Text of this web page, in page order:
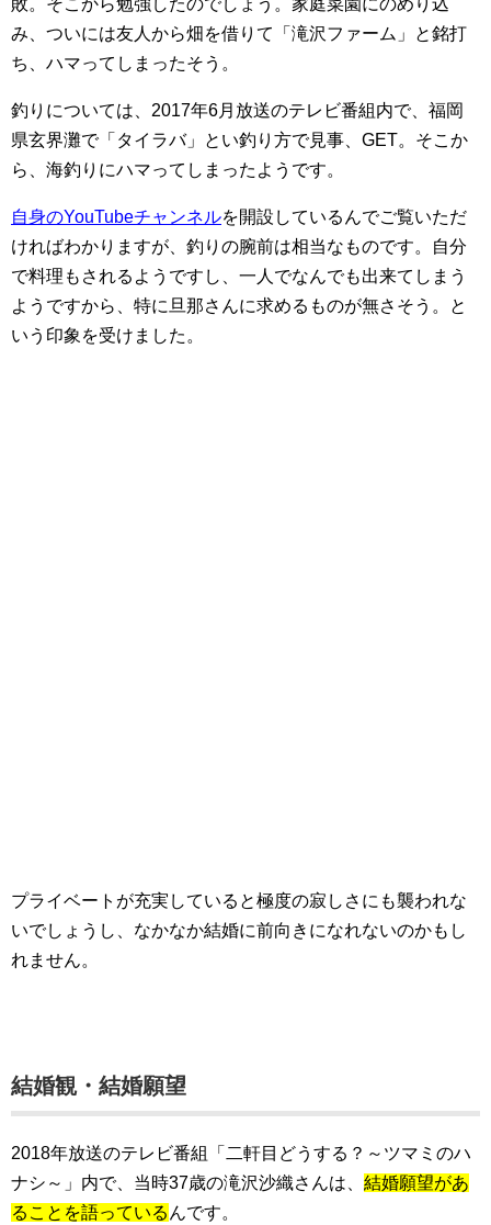
敗。そこから勉強したのでしょう。家庭菜園にのめり込
み、ついには友人から畑を借りて「滝沢ファーム」と銘打
ち、ハマってしまったそう。
釣りについては、2017年6月放送のテレビ番組内で、福岡
県玄界灘で「タイラバ」とい釣り方で見事、GET。そこか
ら、海釣りにハマってしまったようです。
自身のYouTubeチャンネルを開設しているんでご覧いただ
ければわかりますが、釣りの腕前は相当なものです。自分
で料理もされるようですし、一人でなんでも出来てしまう
ようですから、特に旦那さんに求めるものが無さそう。と
いう印象を受けました。
プライベートが充実していると極度の寂しさにも襲われな
いでしょうし、なかなか結婚に前向きになれないのかもし
れません。
結婚観・結婚願望
2018年放送のテレビ番組「二軒目どうする？～ツマミのハ
ナシ～」内で、当時37歳の滝沢沙織さんは、 結婚願望があ
ることを語っている んです。